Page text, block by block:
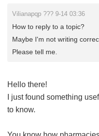
Vilianapqp ??? 9-14 03:36
How to reply to a topic?
Maybe I'm not writing
Please tell me.
Hello there!
I just found something
to know.